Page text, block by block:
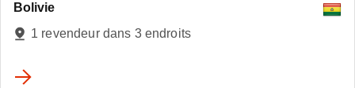
Bolivie
1 revendeur dans 3 endroits